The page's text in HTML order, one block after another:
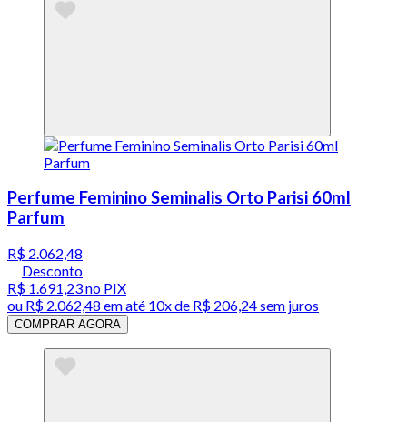
Perfume Feminino Seminalis Orto Parisi 60ml
Parfum
R$ 2.062,48
Desconto
R$ 1.691,23no PIX
ou R$ 2.062,48 em até 10x de R$ 206,24 sem juros
COMPRAR AGORA